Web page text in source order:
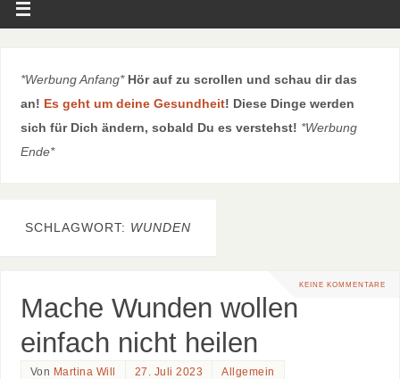
*Werbung Anfang* Hör auf zu scrollen und schau dir das
an! Es geht um deine Gesundheit! Diese Dinge werden
sich für Dich ändern, sobald Du es verstehst! *Werbung
Ende*
SCHLAGWORT: WUNDEN
KEINE KOMMENTARE
Mache Wunden wollen
einfach nicht heilen
Von Martina Will 27. Juli 2023 Allgemein